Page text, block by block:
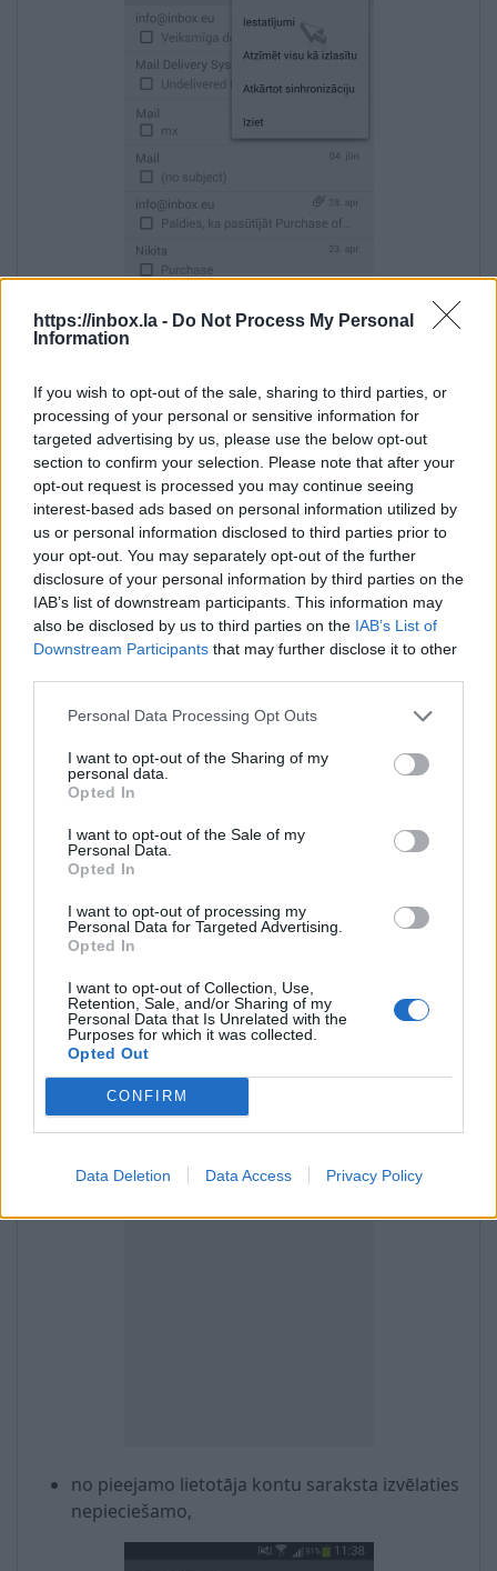
https://inbox.la - Do Not Process My Personal
Information
If you wish to opt-out of the sale, sharing to third parties, or
processing of your personal or sensitive information for
targeted advertising by us, please use the below opt-out
section to confirm your selection. Please note that after your
opt-out request is processed you may continue seeing
interest-based ads based on personal information utilized by
us or personal information disclosed to third parties prior to
your opt-out. You may separately opt-out of the further
disclosure of your personal information by third parties on the
IAB’s list of downstream participants. This information may
also be disclosed by us to third parties on the IAB’s List of
Downstream Participants that may further disclose it to other
Personal Data Processing Opt Outs
I want to opt-out of the Sharing of my
personal data.
Opted In
I want to opt-out of the Sale of my
Personal Data.
Opted In
I want to opt-out of processing my
Personal Data for Targeted Advertising.
Opted In
I want to opt-out of Collection, Use,
Retention, Sale, and/or Sharing of my
Personal Data that Is Unrelated with the
Purposes for which it was collected.
Opted Out
CONFIRM
Data Deletion Data Access Privacy Policy
tad no saraksta izvēlaties "Kontaktu
sinhronizēšana",
no pieejamo lietotāja kontu saraksta izvēlaties
nepieciešamo,